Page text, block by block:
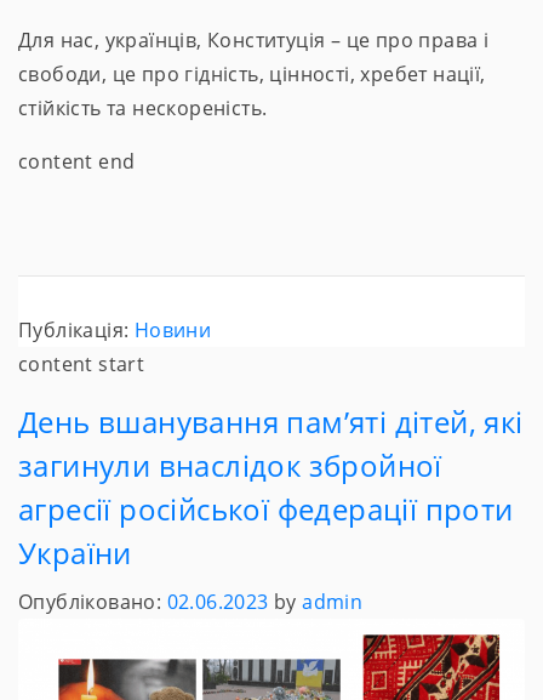
Для нас, українців, Конституція – це про права і
свободи, це про гідність, цінності, хребет нації,
стійкість та нескореність.
content end
Публікація: Новини
content start
День вшанування пам’яті дітей, які
загинули внаслідок збройної
агресії російської федерації проти
України
Опубліковано: 02.06.2023 byadmin